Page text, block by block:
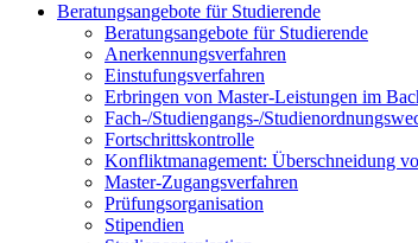
Beratungsangebote für Studierende
Beratungsangebote für Studierende
Anerkennungsverfahren
Einstufungsverfahren
Erbringen von Master-Leistungen im
Fach-/Studiengangs-/
Fortschrittskontrolle
Konfliktmanagement: Überschneidung
Master-Zugangsverfahren
Prüfungsorganisation
Stipendien